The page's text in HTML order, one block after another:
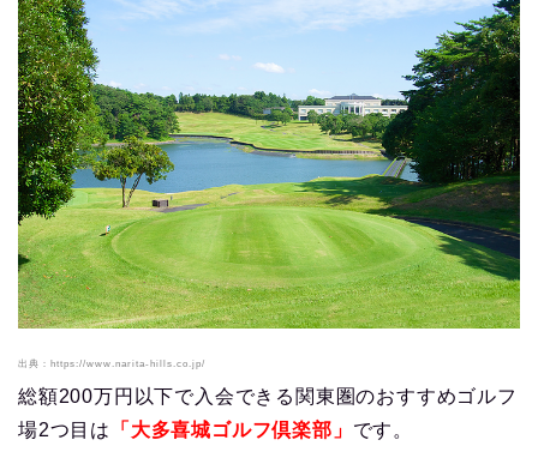
出典：https://www.narita-hills.co.jp/
総額200万円以下で入会できる関東圏のおすすめゴルフ
場2つ目は
「大多喜城ゴルフ倶楽部」 です。